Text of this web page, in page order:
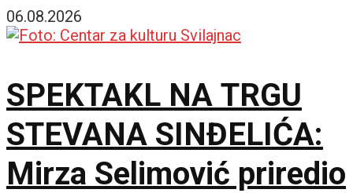
06.08.2026
SPEKTAKL NA TRGU
STEVANA SINĐELIĆA:
Mirza Selimović priredio